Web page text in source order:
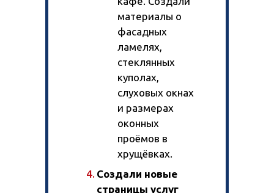
материалы о
фасадных
ламелях,
стеклянных
куполах,
слуховых окнах
и размерах
оконных
проёмов в
хрущёвках.
Создали новые
страницы услуг